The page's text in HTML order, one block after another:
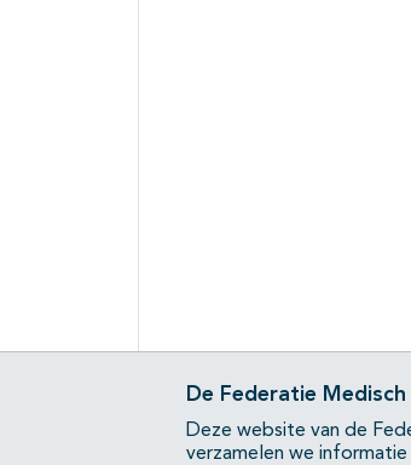
De Federatie
Deze website van de
verzamelen we